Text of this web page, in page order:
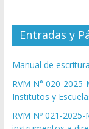
Entradas y
Manual de
RVM N° 020-
Institutos y
RVM Nº 021-